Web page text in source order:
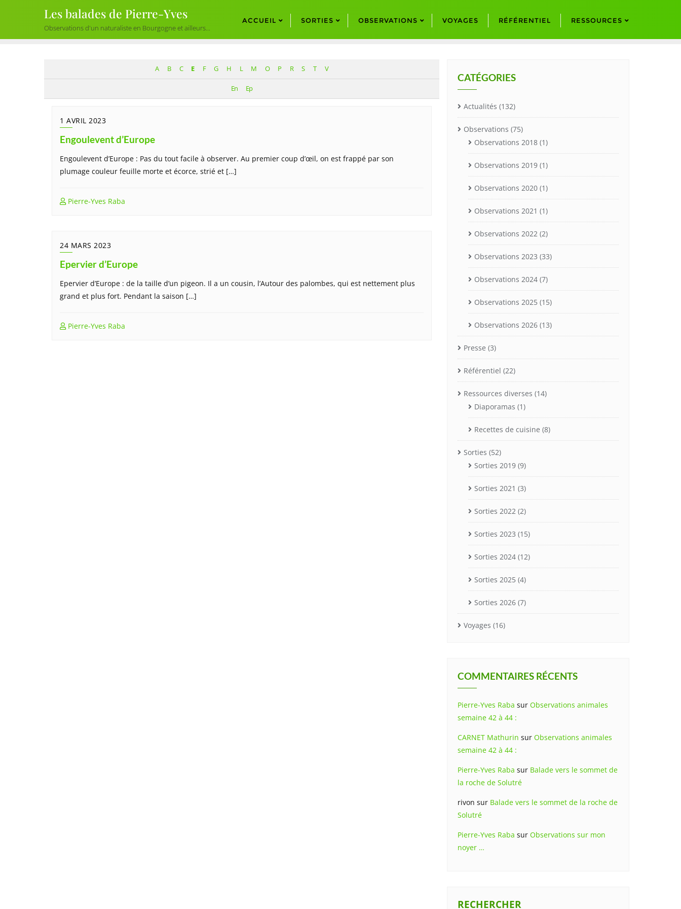
Les balades de Pierre-Yves
Observations d'un naturaliste en Bourgogne et ailleurs...
ACCUEIL SORTIES OBSERVATIONS VOYAGES RÉFÉRENTIEL RESSOURCES
A B C E F G H L M O P R S T V
En Ep
1 AVRIL 2023
Engoulevent d’Europe
Engoulevent d’Europe : Pas du tout facile à observer. Au premier coup d’œil, on est frappé par son
plumage couleur feuille morte et écorce, strié et […]
Pierre-Yves Raba
24 MARS 2023
Epervier d’Europe
Epervier d’Europe : de la taille d’un pigeon. Il a un cousin, l’Autour des palombes, qui est nettement plus
grand et plus fort. Pendant la saison […]
Pierre-Yves Raba
CATÉGORIES
Actualités (132)
Observations (75)
Observations 2018 (1)
Observations 2019 (1)
Observations 2020 (1)
Observations 2021 (1)
Observations 2022 (2)
Observations 2023 (33)
Observations 2024 (7)
Observations 2025 (15)
Observations 2026 (13)
Presse (3)
Référentiel (22)
Ressources diverses (14)
Diaporamas (1)
Recettes de cuisine (8)
Sorties (52)
Sorties 2019 (9)
Sorties 2021 (3)
Sorties 2022 (2)
Sorties 2023 (15)
Sorties 2024 (12)
Sorties 2025 (4)
Sorties 2026 (7)
Voyages (16)
COMMENTAIRES RÉCENTS
Pierre-Yves Raba sur Observations animales
semaine 42 à 44 :
CARNET Mathurin sur Observations animales
semaine 42 à 44 :
Pierre-Yves Raba sur Balade vers le sommet de
la roche de Solutré
rivon sur Balade vers le sommet de la roche de
Solutré
Pierre-Yves Raba sur Observations sur mon
noyer …
RECHERCHER